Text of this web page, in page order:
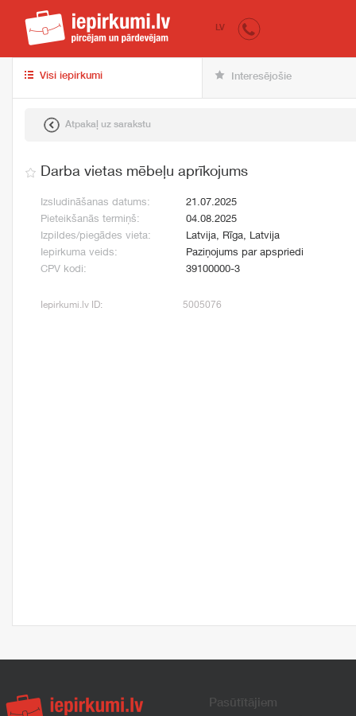
iepirkumi.lv
LV
Visi iepirkumi Interesējošie
Atpakaļ uz sarakstu
Darba vietas mēbeļu aprīkojums
Izsludināšanas datums:
21.07.2025
Pieteikšanās termiņš:
04.08.2025
Izpildes/piegādes vieta:
Latvija, Rīga, Latvija
Iepirkuma veids:
Paziņojums par apspriedi
CPV kodi:
39100000-3
Iepirkumi.lv ID: 5005076
Pasūtītājiem